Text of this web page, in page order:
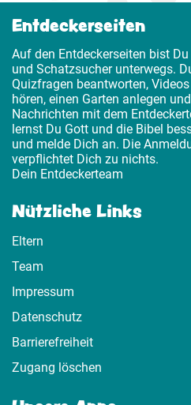
Entdeckerseiten
Auf den Entdeckerseiten bist
und Schatzsucher unterwegs.
Quizfragen beantworten,
hören, einen Garten anlegen
Nachrichten mit dem
lernst Du Gott und die Bibel
und melde Dich an. Die
verpflichtet Dich zu nichts.
Dein Entdeckerteam
Nützliche Links
Eltern
Team
Impressum
Datenschutz
Barrierefreiheit
Zugang löschen